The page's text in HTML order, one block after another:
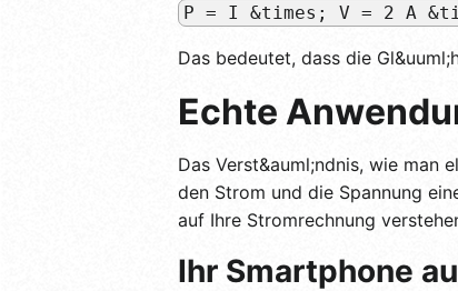
P = I &times; V = 2 A
Das bedeutet, dass die
Echte
Das Verst&auml;ndnis, wie man
den Strom und die Spannung
auf Ihre Stromrechnung
Ihr Smartphone